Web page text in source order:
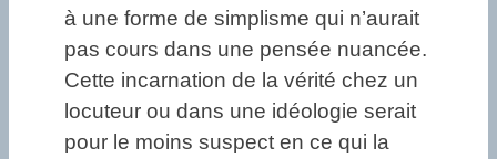
à une forme de simplisme qui n’aurait
pas cours dans une pensée nuancée.
Cette incarnation de la vérité chez un
locuteur ou dans une idéologie serait
pour le moins suspect en ce qui la